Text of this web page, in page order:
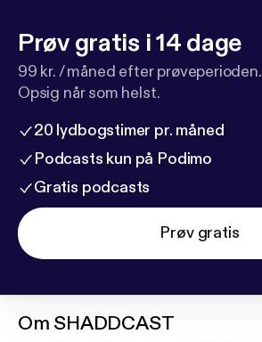
Prøv gratis i 14 dage
99 kr. / måned efter prøveperioden.
Opsig når som helst.
20 lydbogstimer pr. måned
Podcasts kun på Podimo
Gratis podcasts
Prøv gratis
Om SHADDCAST